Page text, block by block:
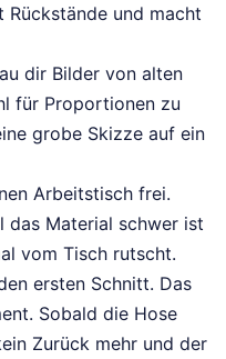
Rückstände und macht
dir Bilder von alten
für Proportionen zu
grobe Skizze auf ein
Arbeitstisch frei.
das Material schwer ist
vom Tisch rutscht.
ersten Schnitt. Das
Sobald die Hose
Zurück mehr und der